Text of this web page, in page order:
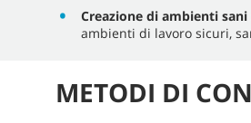
Creazione di ambienti sani
ambienti di lavoro sicuri,
METODI DI